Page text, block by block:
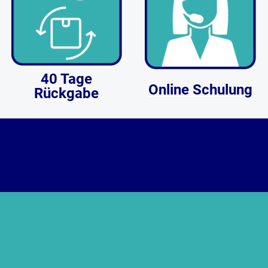
40 Tage
Rückgabe
Online Schulung